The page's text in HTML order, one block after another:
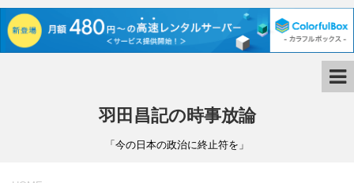
羽田昌記の時事放論
「今の日本の政治に終止符を」